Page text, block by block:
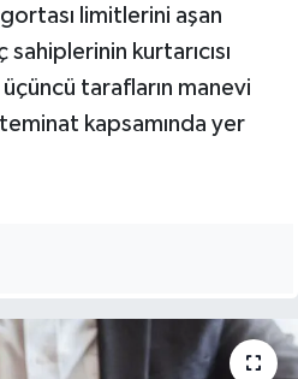
limitlerini aşan
kurtarıcısı
tarafların manevi
kapsamında yer